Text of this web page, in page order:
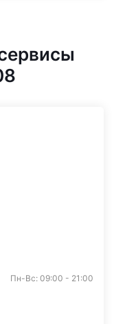
Пн-Вс: 09:00 - 21:00